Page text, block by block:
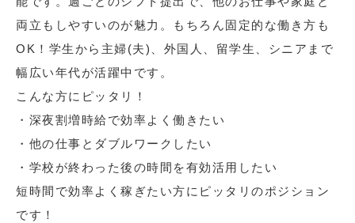
両立もしやすいのが魅力。もちろん固定的な働き方も
OK！学生から主婦(夫)、外国人、留学生、シニアまで
幅広い年代が活躍中です。
こんな方にピッタリ！
・深夜割増時給で効率よく働きたい
・他の仕事とダブルワークしたい
・学校が終わった後の時間を有効活用したい
短時間で効率よく稼ぎたい方にピッタリのポジション
です！